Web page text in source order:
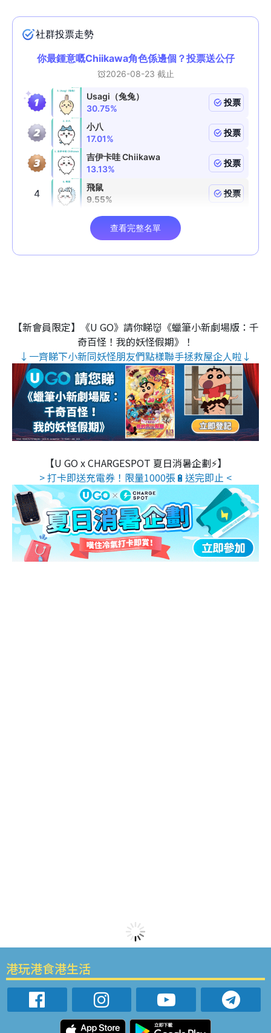
【新會員限定】《U GO》請你睇👹《蠟筆小新劇場版：千
奇百怪！我的妖怪假期》！
↓一齊睇下小新同妖怪朋友們點樣聯手拯救屋企人啦↓
【U GO x CHARGESPOT 夏日消暑企劃⚡】
> 打卡即送充電券！限量1000張🔋送完即止 <
港玩港食港生活